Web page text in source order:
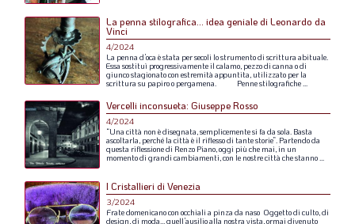
La penna stilografica... idea geniale di Leonardo da
Vinci
4/2024
La penna d’oca èstata persecoli lostrumentodi scrittura abituale.
Essa sostituì progressivamenteil calamo, pezzodi canna odi
giuncostagionatocon estremità appuntita, utilizzato per la
scrittura su papiroo pergamena. Pennestilografiche...
Vercelli inconsueta: Giuseppe Rosso
4/2024
“Una città non èdisegnata,semplicementesi fa da sola. Basta
ascoltarla, perché la città èil riflessodi tantestorie”. Partendoda
questa riflessionedi Renzo Piano,oggi più che mai,in un
momentodi grandi cambiamenti,con le nostrecittà chestanno...
I Cristallieri di Venezia
3/2024
Fratedomenicanocon occhiali a pinza da naso Oggettodi culto,di
design,di moda…quell’ausilioalla nostra vista,ormai divenuto